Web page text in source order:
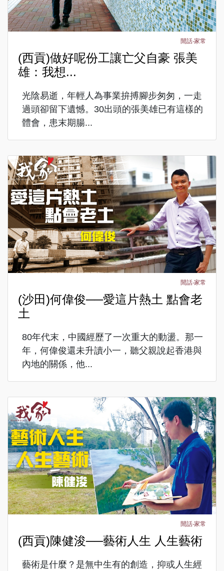
閒話‧家常
(西貢)做好呢份工讓亡父自豪 張美
雄：我想...
光陰易逝，年輕人為事業拚搏腳步匆匆，一走
過頭卻留下遺憾。30出頭的張美雄已有這樣的
體會，患末期腸...
閒話‧家常
(沙田)何偉俊──愛這片熱土 點會老
土
80年代末，中國經歷了一次重大的動盪。那一
年，何偉俊還未升讀小一，聽父親說起香港與
內地的關係，他...
閒話‧家常
(西貢)陳健浚──藝術人生 人生藝術
藝術是什麼？是無中生有的創造，抑或人生經